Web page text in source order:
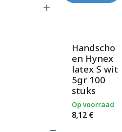
Handscho
en Hynex
latex S wit
5gr 100
stuks
8,12 €
Op voorraad